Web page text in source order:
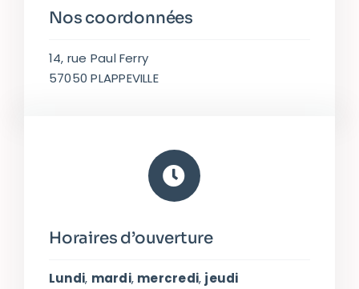
Nos coordonnées
14, rue Paul Ferry
57050 PLAPPEVILLE
Horaires d’ouverture
Lundi, mardi, mercredi, jeudi